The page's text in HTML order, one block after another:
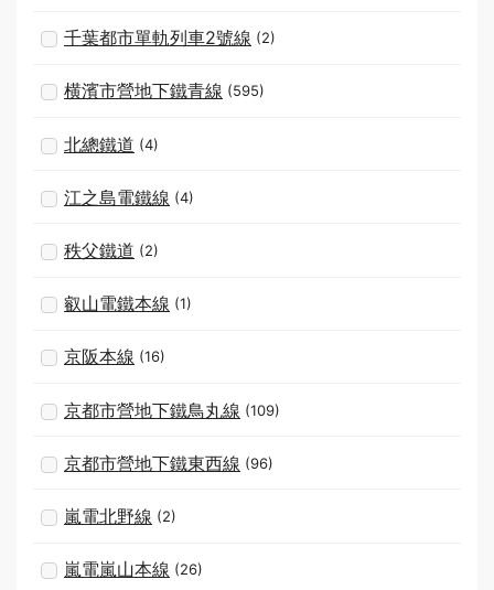
千葉都市單軌列車2號線 (2)
横濱市營地下鐵青線 (595)
北總鐵道 (4)
江之島電鐵線 (4)
秩父鐵道 (2)
叡山電鐵本線 (1)
京阪本線 (16)
京都市營地下鐵鳥丸線 (109)
京都市營地下鐵東西線 (96)
嵐電北野線 (2)
嵐電嵐山本線 (26)